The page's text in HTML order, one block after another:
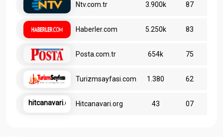
Ntv.com.tr 3.900k 87
Haberler.com 5.250k 83
Posta.com.tr 654k 75
Turizmsayfasi.com 1.380 62
hitcanavari.org Hitcanavari.org 43 07